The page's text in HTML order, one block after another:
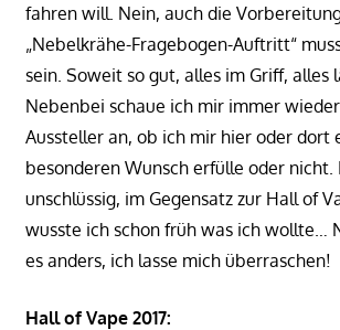
fahren will. Nein, auch die
„Nebelkrähe-Fragebogen-Auftritt“
sein. Soweit so gut, alles im Griff, alles
Nebenbei schaue ich mir immer
Aussteller an, ob ich mir hier oder dort
besonderen Wunsch erfülle oder nicht.
unschlüssig, im Gegensatz zur Hall of
wusste ich schon früh was ich wollte…
es anders, ich lasse mich überraschen!
Hall of Vape 2017: